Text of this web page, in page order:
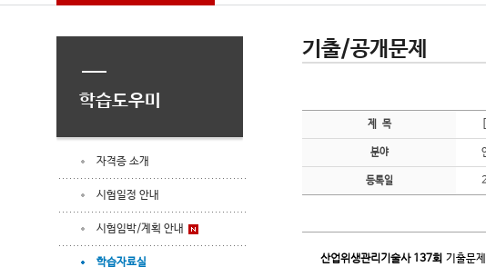
학습도우미
자격증 소개
시험일정 안내
시험임박/계획 안내
학습자료실
기출/공개문제
제 목
분야
등록일
산업위생관리기술사 137회 기출문